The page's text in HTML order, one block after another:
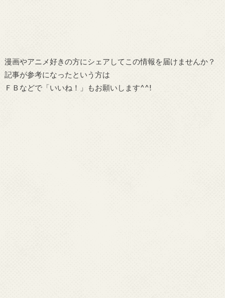
漫画やアニメ好きの方にシェアしてこの情報を届けませんか？
記事が参考になったという方は
ＦＢなどで「いいね！」もお願いします^^!